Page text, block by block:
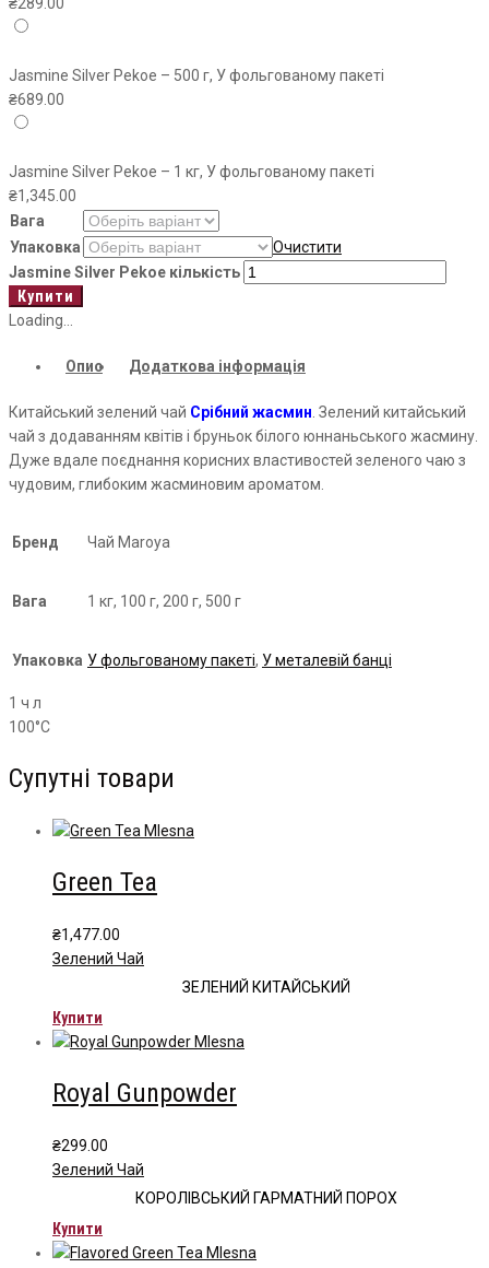
₴289.00
Jasmine Silver Pekoe – 500 г, У фольгованому пакеті
₴689.00
Jasmine Silver Pekoe – 1 кг, У фольгованому пакеті
₴1,345.00
Вага
Упаковка
Очистити
Jasmine Silver Pekoe кількість
Купити
Loading...
Опис Додаткова інформація
Китайський зелений чай Срібний жасмин. Зелений китайський
чай з додаванням квітів і бруньок білого юннаньського жасмину.
Дуже вдале поєднання корисних властивостей зеленого чаю з
чудовим, глибоким жасминовим ароматом.
Бренд Чай Maroya
Вага 1 кг, 100 г, 200 г, 500 г
Упаковка У фольгованому пакеті, У металевій банці
1 ч л
100°С
Супутні товари
Green Tea
₴1,477.00
Зелений Чай
ЗЕЛЕНИЙ КИТАЙСЬКИЙ
Купити
Royal Gunpowder
₴299.00
Зелений Чай
КОРОЛІВСЬКИЙ ГАРМАТНИЙ ПОРОХ
Купити